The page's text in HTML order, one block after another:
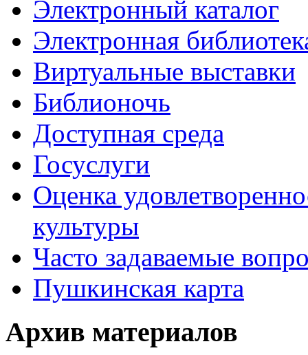
Электронный каталог
Электронная
Виртуальные выставки
Библионочь
Доступная среда
Госуслуги
Оценка
культуры
Часто задаваемые
Пушкинская карта
Архив материалов